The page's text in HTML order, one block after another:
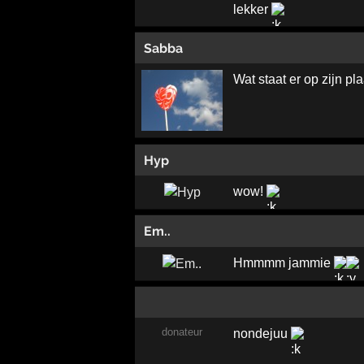
lekker
Sabba
Wat staat er op zijn
Hyp
wow!
Em..
Hmmmm jammie
donateur nondejuu